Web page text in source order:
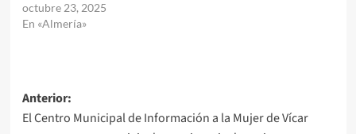
octubre 23, 2025
En «Almería»
Navegación
Anterior:
El Centro Municipal de Información a la Mujer de Vícar